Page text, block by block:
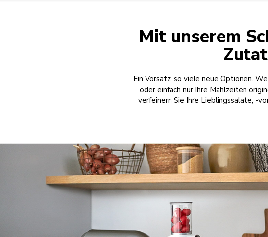
Mit unserem
Ein Vorsatz, so viele neue Optionen.
oder einfach nur Ihre Mahlzeiten
verfeinern Sie Ihre Lieblingssalate, -